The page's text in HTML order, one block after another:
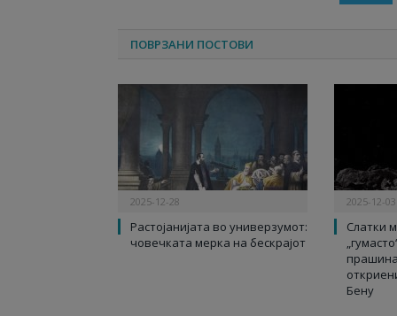
ПОВРЗАНИ ПОСТОВИ
2025-12-28
Растојанијата во универзумот:
човечката мерка на бескрајот
2025-12-03
Слатки
Бену